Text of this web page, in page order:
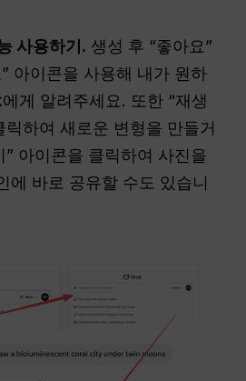
사용하기. 생성 후 “좋아요”
아이콘을 사용해 내가 원하
게 알려주세요. 또한 “재생
릭하여 새로운 변형을 만들거
” 아이콘을 클릭하여 사진을
에 바로 공유할 수도 있습니